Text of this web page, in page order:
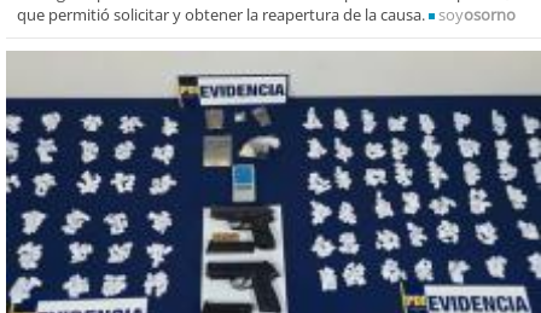
que permitió solicitar y obtener la reapertura de la causa.
soyosorno